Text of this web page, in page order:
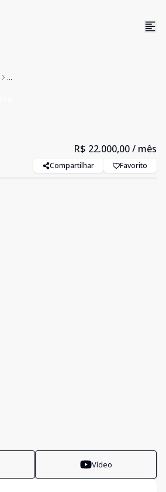
...
R$ 22.000,00/ mês
Compartilhar Favorito
Vídeo